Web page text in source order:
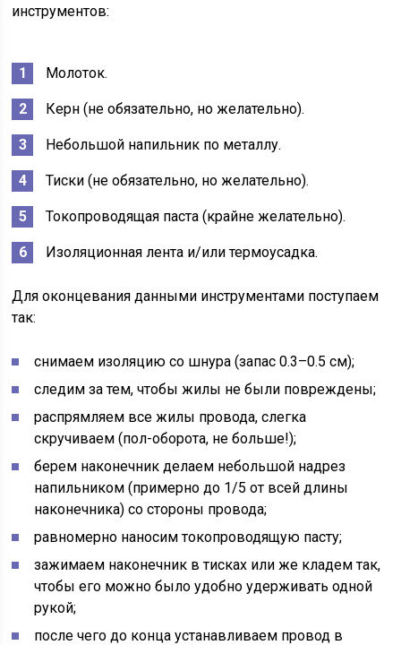
инструментов:
Молоток.
Керн (не обязательно, но желательно).
Небольшой напильник по металлу.
Тиски (не обязательно, но желательно).
Токопроводящая паста (крайне желательно).
Изоляционная лента и/или термоусадка.
Для оконцевания данными инструментами поступаем
так:
снимаем изоляцию со шнура (запас 0.3–0.5 см);
следим за тем, чтобы жилы не были повреждены;
распрямляем все жилы провода, слегка
скручиваем (пол-оборота, не больше!);
берем наконечник делаем небольшой надрез
напильником (примерно до 1/5 от всей длины
наконечника) со стороны провода;
равномерно наносим токопроводящую пасту;
зажимаем наконечник в тисках или же кладем так,
чтобы его можно было удобно удерживать одной
рукой;
после чего до конца устанавливаем провод в